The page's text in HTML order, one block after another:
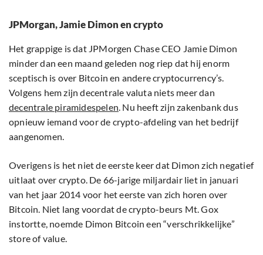
JPMorgan, Jamie Dimon en crypto
Het grappige is dat JPMorgen Chase CEO Jamie Dimon
minder dan een maand geleden nog riep dat hij enorm
sceptisch is over Bitcoin en andere cryptocurrency’s.
Volgens hem zijn decentrale valuta niets meer dan
decentrale piramidespelen. Nu heeft zijn zakenbank dus
opnieuw iemand voor de crypto-afdeling van het bedrijf
aangenomen.
Overigens is het niet de eerste keer dat Dimon zich negatief
uitlaat over crypto. De 66-jarige miljardair liet in januari
van het jaar 2014 voor het eerste van zich horen over
Bitcoin. Niet lang voordat de crypto-beurs Mt. Gox
instortte, noemde Dimon Bitcoin een “verschrikkelijke”
store of value.